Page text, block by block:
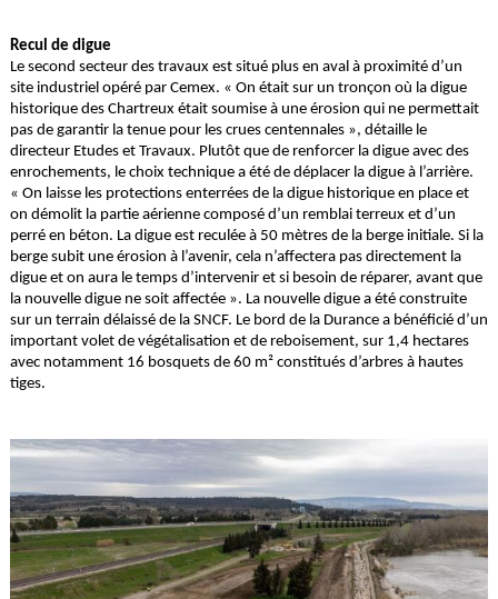
Recul de digue
Le second secteur des travaux est situé plus en aval à proximité d’un
site industriel opéré par Cemex. « On était sur un tronçon où la digue
historique des Chartreux était soumise à une érosion qui ne permettait
pas de garantir la tenue pour les crues centennales », détaille le
directeur Etudes et Travaux. Plutôt que de renforcer la digue avec des
enrochements, le choix technique a été de déplacer la digue à l’arrière.
« On laisse les protections enterrées de la digue historique en place et
on démolit la partie aérienne composé d’un remblai terreux et d’un
perré en béton. La digue est reculée à 50 mètres de la berge initiale. Si la
berge subit une érosion à l’avenir, cela n’affectera pas directement la
digue et on aura le temps d’intervenir et si besoin de réparer, avant que
la nouvelle digue ne soit affectée ». La nouvelle digue a été construite
sur un terrain délaissé de la SNCF. Le bord de la Durance a bénéficié d’un
important volet de végétalisation et de reboisement, sur 1,4 hectares
avec notamment 16 bosquets de 60 m² constitués d’arbres à hautes
tiges.